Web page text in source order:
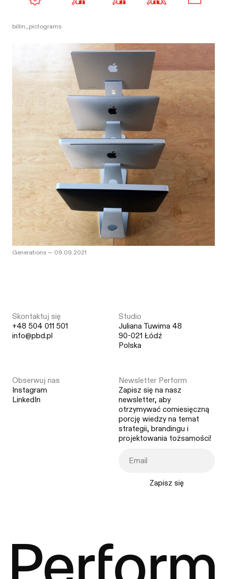
billin_pictograms
Generations— 09.09.2021
Skontaktuj się
+48 504 011 501
info@pbd.pl
Studio
Juliana Tuwima 48
90-021 Łódź
Polska
Obserwuj nas
Instagram
LinkedIn
Newsletter Perform
Zapisz się na nasz
newsletter, aby
otrzymywać comiesięczną
porcję wiedzy na temat
strategii, brandingu i
projektowania tożsamości!
Zapisz się